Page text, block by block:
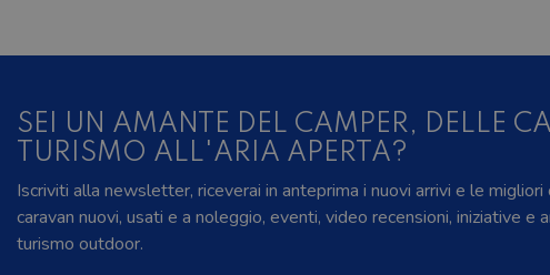
SEI UN AMANTE DEL CAMPER, DELLE
TURISMO ALL'ARIA APERTA?
Iscriviti alla newsletter, riceverai in anteprima i nuovi arrivi e le
caravan nuovi, usati e a noleggio, eventi, video recensioni, iniziative e
turismo outdoor.